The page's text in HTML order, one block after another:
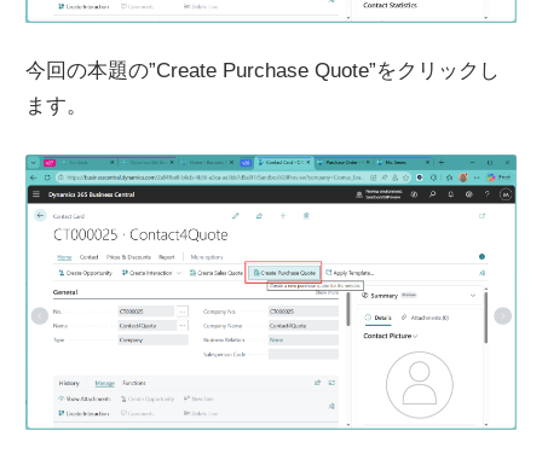
今回の本題の”Create Purchase Quote”をクリックし
ます。